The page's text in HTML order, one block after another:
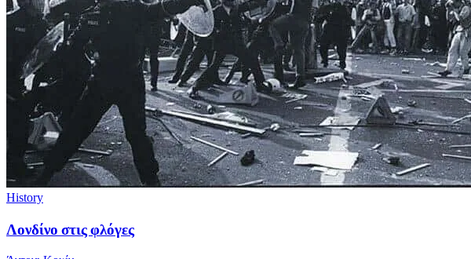
History
Λονδίνο στις φλόγες